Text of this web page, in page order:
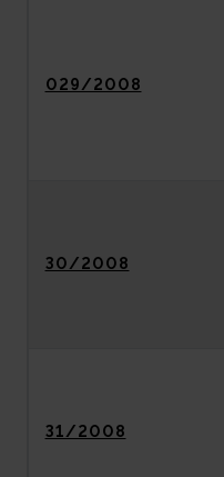
029/2008
30/2008
31/2008